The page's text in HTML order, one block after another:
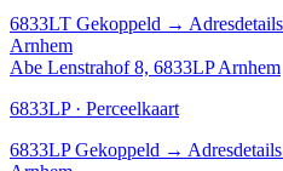
6833LT Gekoppeld →
Arnhem
Abe Lenstrahof 8, 6833LP Arnhem
6833LP · Perceelkaart
6833LP Gekoppeld →